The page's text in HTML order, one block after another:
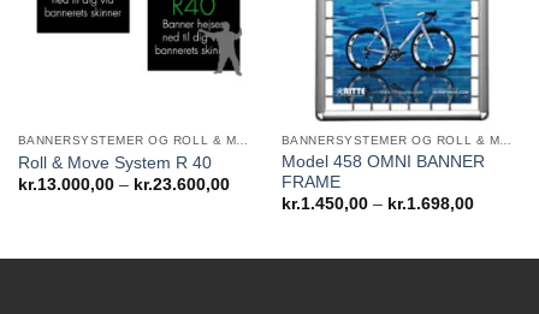
Roll & Move System R 40
kr.13.000,00 – kr.23.600,00Prisinterval:
kr.13.000,00
Model 458 OMNI BANNER
FRAME
kr.1.450,00 – kr.1.698,00